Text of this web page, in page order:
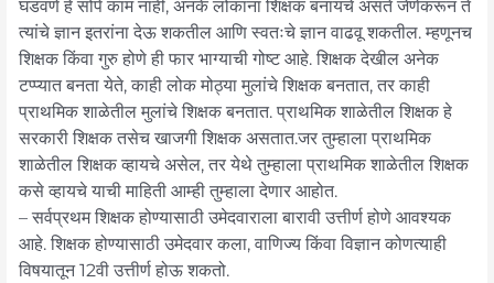
घडवणे हे सोपे काम नाही, अनके लोकांना शिक्षक बनायचे असते जेणेकरून ते
त्यांचे ज्ञान इतरांना देऊ शकतील आणि स्वतःचे ज्ञान वाढवू शकतील. म्हणूनच
शिक्षक किंवा गुरु होणे ही फार भाग्याची गोष्ट आहे. शिक्षक देखील अनेक
टप्प्यात बनता येते, काही लोक मोठ्या मुलांचे शिक्षक बनतात, तर काही
प्राथमिक शाळेतील मुलांचे शिक्षक बनतात. प्राथमिक शाळेतील शिक्षक हे
सरकारी शिक्षक तसेच खाजगी शिक्षक असतात.जर तुम्हाला प्राथमिक
शाळेतील शिक्षक व्हायचे असेल, तर येथे तुम्हाला प्राथमिक शाळेतील शिक्षक
कसे व्हायचे याची माहिती आम्ही तुम्हाला देणार आहोत.
– सर्वप्रथम शिक्षक होण्यासाठी उमेदवाराला बारावी उत्तीर्ण होणे आवश्यक
आहे. शिक्षक होण्यासाठी उमेदवार कला, वाणिज्य किंवा विज्ञान कोणत्याही
विषयातून 12वी उत्तीर्ण होऊ शकतो.